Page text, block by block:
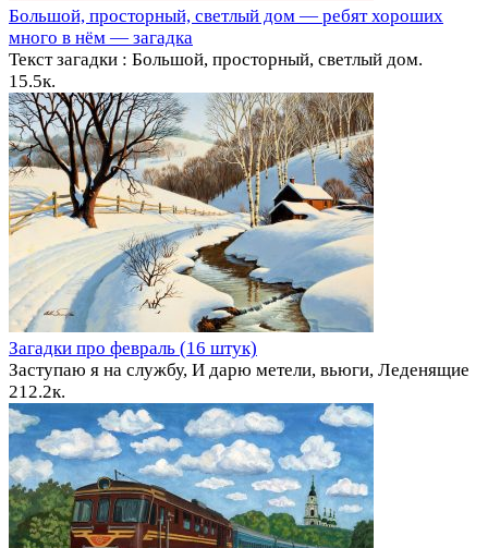
Большой, просторный, светлый дом — ребят хороших
много в нём — загадка
Текст загадки : Большой, просторный, светлый дом.
15.5к.
Загадки про февраль (16 штук)
Заступаю я на службу, И дарю метели, вьюги, Леденящие
212.2к.